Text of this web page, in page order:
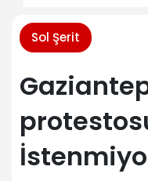
Sol Şerit